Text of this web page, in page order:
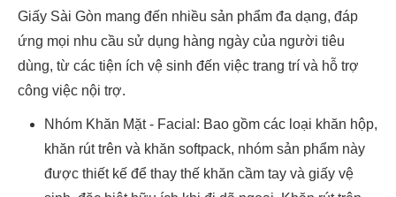
Giấy Sài Gòn mang đến nhiều sản phẩm đa dạng, đáp
ứng mọi nhu cầu sử dụng hàng ngày của người tiêu
dùng, từ các tiện ích vệ sinh đến việc trang trí và hỗ trợ
công việc nội trợ.
Nhóm Khăn Mặt - Facial: Bao gồm các loại khăn hộp,
khăn rút trên và khăn softpack, nhóm sản phẩm này
được thiết kế để thay thế khăn cầm tay và giấy vệ